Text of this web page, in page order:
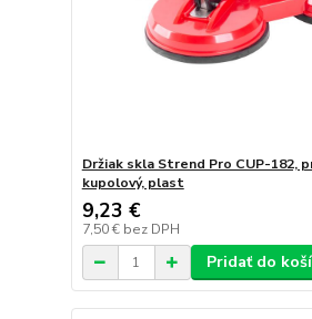
Držiak skla Strend Pro CUP-182,
kupolový, plast
9,23 €
7,50 € bez DPH
Pridať do